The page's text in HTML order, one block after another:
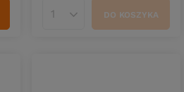
Ilość produktówDO KOSZYKA